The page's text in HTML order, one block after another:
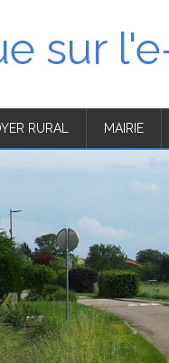
sur
RURAL MAIRIE